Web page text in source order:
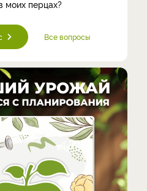
моих перцах?
Все вопросы